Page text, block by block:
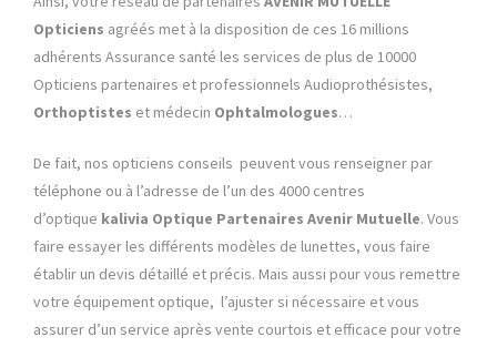
Opticiens agréés met à la disposition de ces 16 millions
adhérents Assurance santé les services de plus de 10000
Opticiens partenaires et professionnels Audioprothésistes,
Orthoptistes et médecin Ophtalmologues…
De fait, nos opticiens conseils peuvent vous renseigner par
téléphone ou à l’adresse de l’un des 4000 centres
d’optique kalivia Optique Partenaires Avenir Mutuelle. Vous
faire essayer les différents modèles de lunettes, vous faire
établir un devis détaillé et précis. Mais aussi pour vous remettre
votre équipement optique, l’ajuster si nécessaire et vous
assurer d’un service après vente courtois et efficace pour votre